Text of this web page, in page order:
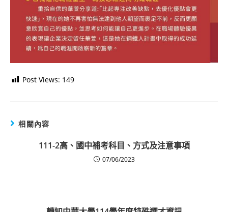
Post Views: 149
相關內容
111-2高、國中補考科目、方式及注意事項
07/06/2023